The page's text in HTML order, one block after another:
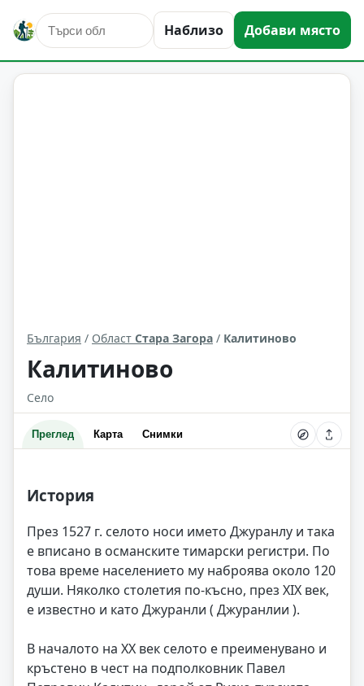
Наблизо Добави място
Калитиново Област: Стара Загора
България / Област Стара Загора / Калитиново
Калитиново
Село
Преглед Карта Снимки
История
През 1527 г. селото носи името Джуранлу и така
е вписано в османските тимарски регистри. По
това време населението му наброява около 120
души. Няколко столетия по-късно, през XIX век,
е известно и като Джуранли ( Джуранлии ).
В началото на XX век селото е преименувано и
кръстено в чест на подполковник Павел